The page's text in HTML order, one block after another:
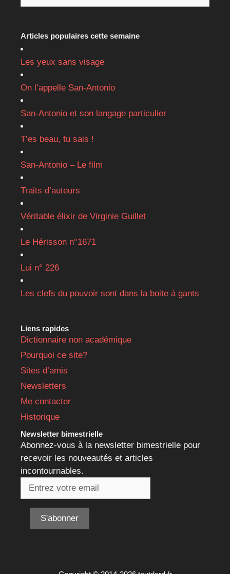
Articles populaires cette semaine
Les yeux sans visage
On l’appelle San-Antonio
San-Antonio et son langage particulier
T’es beau, tu sais !
San-Antonio – Le film
Traits d’auteurs
Véritable élixir de Virginie Guillet
Le Hérisson n°1671
Lui n° 226
Les clefs du pouvoir sont dans la boite à gants
Liens rapides
Dictionnaire non académique
Pourquoi ce site?
Sites d’amis
Newsletters
Me contacter
Historique
Newsletter bimestrielle
Abonnez-vous à la newsletter bimestrielle pour
recevoir les nouveautés et articles
incontournables.